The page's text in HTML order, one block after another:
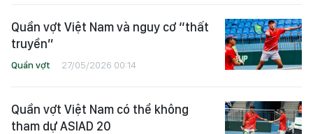
Quần vợt Việt Nam và nguy cơ “thất
truyền”
Quần vợt 27/05/2026 00:14
Quần vợt Việt Nam có thể không
tham dự ASIAD 20